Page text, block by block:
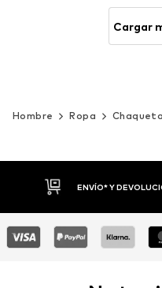
Cargar
Hombre Ropa